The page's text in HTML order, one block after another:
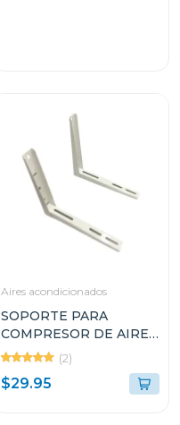
Aires acondicionados
SOPORTE PARA
COMPRESOR DE AIRE
ACONDICIONADO DE
9000 A 36000 BTU
NW203
(2)
$29.95